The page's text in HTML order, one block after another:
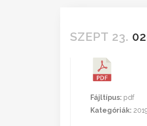
SZEPT 23.
Fájltípus: pdf
Kategóriák: